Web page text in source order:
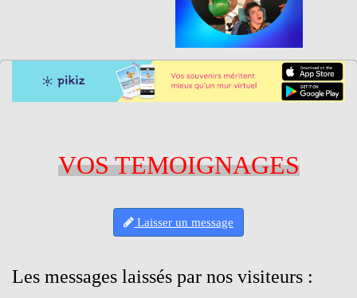
VOS TEMOIGNAGES
Laisser un message
Les messages laissés par nos visiteurs :